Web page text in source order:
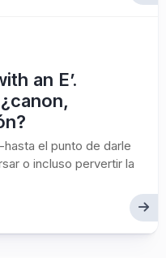
an E’.
el punto de darle
o incluso pervertir la